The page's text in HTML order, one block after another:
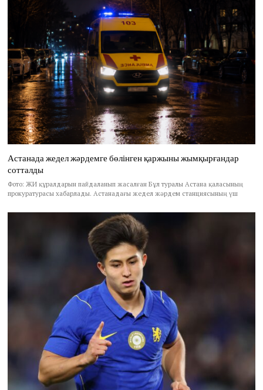
Астанада жедел жәрдемге бөлінген қаржыны жымқырғандар
сотталды
Фото: ЖИ құралдарын пайдаланып жасалған Бұл туралы Астана қаласының
прокуратурасы хабарлады. Астанадағы жедел жәрдем станциясының үш